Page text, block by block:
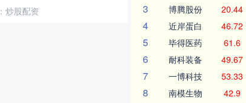
炒股配资 3 博腾股份 20.44
4 近岸蛋白 46.72
5 毕得医药 61.6
6 耐科装备 49.67
7 一博科技 53.33
8 南模生物 42.9